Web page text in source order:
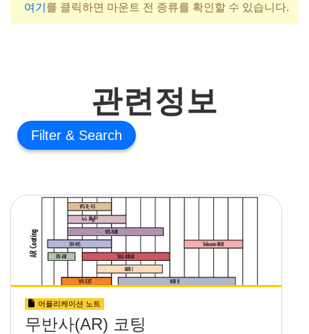
여기 를 클릭하면 마운트 전 종류를 확인할 수 있습니다.
관련정보
Filter
어플리케이션 노트
무반사(AR) 코팅